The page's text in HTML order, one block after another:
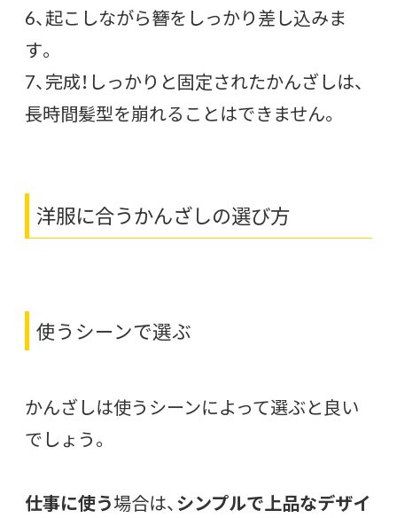
6、起こしながら簪をしっかり差し込みま
す。
7、完成！しっかりと固定されたかんざしは、
長時間髪型を崩れることはできません。
洋服に合うかんざしの選び方
使うシーンで選ぶ
かんざしは使うシーンによって選ぶと良い
でしょう。
仕事に使う場合は、シンプルで上品なデザイ